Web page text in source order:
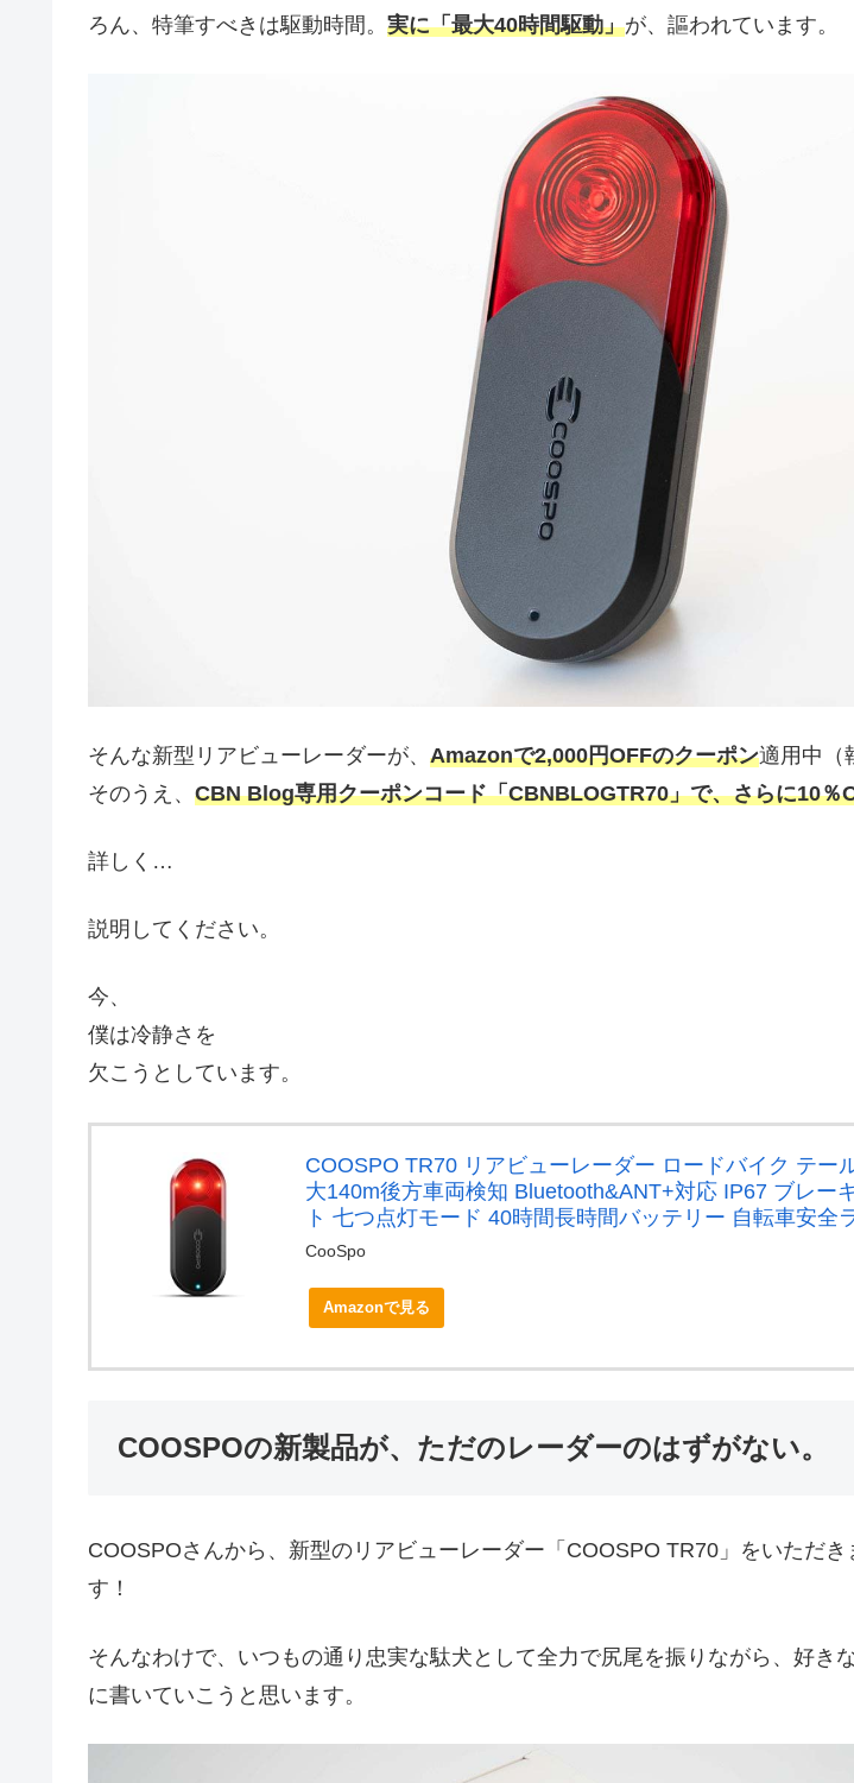
ろん、特筆すべきは駆動時間。 実に「最大40時間駆動」が、謳われています。
そんな新型リアビューレーダーが、 Amazonで2,000円OFFのクーポン適用中（
そのうえ、 CBN Blog専用クーポンコード「CBNBLOGTR70」で、さらに10％
詳しく…
説明してください。
今、
僕は冷静さを
欠こうとしています。
COOSPO TR70 リアビューレーダー ロードバイク テー
大140m後方車両検知 Bluetooth&ANT+対応 IP67 ブレー
ト 七つ点灯モード 40時間長時間バッテリー 自転車安全
CooSpo
Amazonで見る
COOSPOの新製品が、ただのレーダーのはずがない。
COOSPOさんから、新型のリアビューレーダー「COOSPO TR70」をいただき
す！
そんなわけで、いつもの通り忠実な駄犬として全力で尻尾を振りながら、好き
に書いていこうと思います。